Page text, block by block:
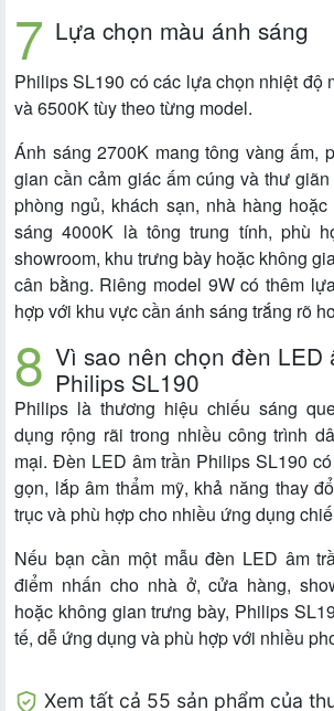
Lựa chọn màu ánh sáng
Philips SL190 có các lựa chọn nhiệt độ
và 6500K tùy theo từng model.
Ánh sáng 2700K mang tông vàng ấm,
gian cần cảm giác ấm cúng và thư
phòng ngủ, khách sạn, nhà hàng
sáng 4000K là tông trung tính, phù
showroom, khu trưng bày hoặc không
cân bằng. Riêng model 9W có thêm
hợp với khu vực cần ánh sáng trắng rõ
Vì sao nên chọn đèn LED
Philips SL190
Philips là thương hiệu chiếu sáng
dụng rộng rãi trong nhiều công trình
mại. Đèn LED âm trần Philips SL190
gọn, lắp âm thẩm mỹ, khả năng thay
trục và phù hợp cho nhiều ứng dụng
Nếu bạn cần một mẫu đèn LED âm
điểm nhấn cho nhà ở, cửa hàng,
hoặc không gian trưng bày, Philips
tế, dễ ứng dụng và phù hợp với nhiều
Xem tất cả 55 sản phẩm của